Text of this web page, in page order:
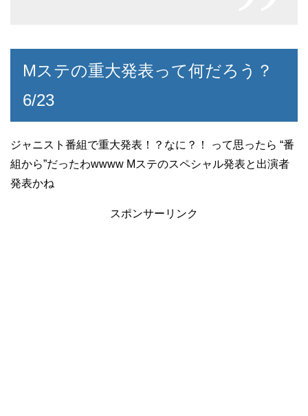
Mステの重大発表って何だろう？
6/23
ジャニスト番組で重大発表！？なに？！ って思ったら “番
組から”だったわwwww Mステのスペシャル発表と出演者
発表かね
スポンサーリンク